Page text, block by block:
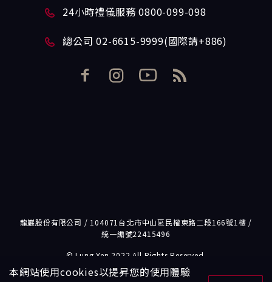
24小時禮儀服務 0800-099-098
總公司 02-6615-9999(國際請+886)
龍巖股份有限公司 / 104071台北市中山區民權東路二段166號1樓 /
統一編號22415496
© Lung Yen 2022 All Rights Reserved.
本網站使用cookies以提昇您的使用體驗
本網站使用cookies以提昇您的使用體驗